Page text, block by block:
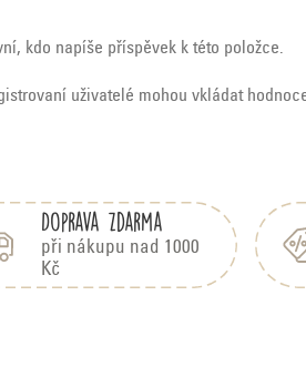
kdo napíše příspěvek k této položce.
uživatelé mohou vkládat
Doprava zdarma
při nákupu nad 1000
Kč